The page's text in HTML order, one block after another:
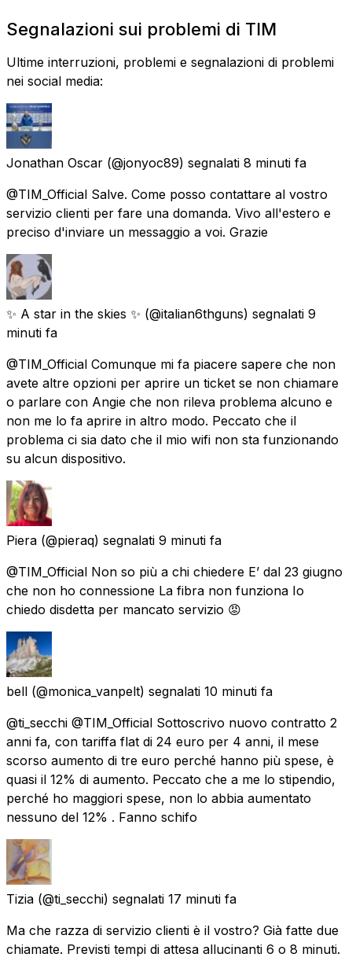
Segnalazioni sui problemi di TIM
Ultime interruzioni, problemi e segnalazioni di problemi
nei social media:
Jonathan Oscar (@jonyoc89) segnalati 8 minuti fa
@TIM_Official Salve. Come posso contattare al vostro
servizio clienti per fare una domanda. Vivo all'estero e
preciso d'inviare un messaggio a voi. Grazie
✨ A star in the skies ✨ (@italian6thguns) segnalati 9
minuti fa
@TIM_Official Comunque mi fa piacere sapere che non
avete altre opzioni per aprire un ticket se non chiamare
o parlare con Angie che non rileva problema alcuno e
non me lo fa aprire in altro modo. Peccato che il
problema ci sia dato che il mio wifi non sta funzionando
su alcun dispositivo.
Piera (@pieraq) segnalati 9 minuti fa
@TIM_Official Non so più a chi chiedere E’ dal 23 giugno
che non ho connessione La fibra non funziona Io
chiedo disdetta per mancato servizio 😡
bell (@monica_vanpelt) segnalati 10 minuti fa
@ti_secchi @TIM_Official Sottoscrivo nuovo contratto 2
anni fa, con tariffa flat di 24 euro per 4 anni, il mese
scorso aumento di tre euro perché hanno più spese, è
quasi il 12% di aumento. Peccato che a me lo stipendio,
perché ho maggiori spese, non lo abbia aumentato
nessuno del 12% . Fanno schifo
Tizia (@ti_secchi) segnalati 17 minuti fa
Ma che razza di servizio clienti è il vostro? Già fatte due
chiamate. Previsti tempi di attesa allucinanti 6 o 8 minuti.